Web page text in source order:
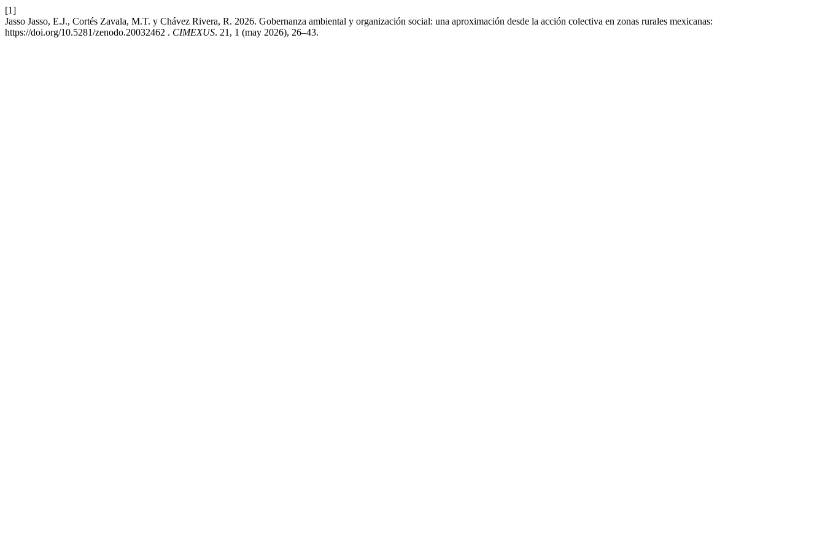
[1]
Jasso Jasso, E.J., Cortés Zavala, M.T. y Chávez Rivera, R. 2026. Gobernanza ambiental y organización social: una aproximación desde la acción colectiva en zonas rurales mexicanas:
https://doi.org/10.5281/zenodo.20032462 . CIMEXUS. 21, 1 (may 2026), 26–43.